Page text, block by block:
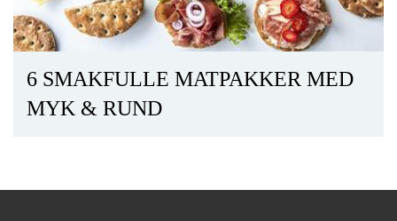
6 SMAKFULLE MATPAKKER MED
MYK & RUND